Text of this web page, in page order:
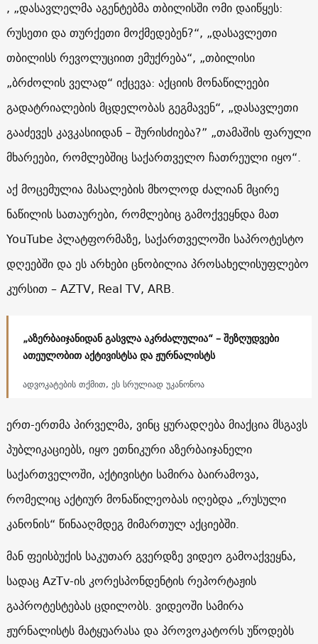
, „დასავლელმა აგენტებმა თბილისში ომი დაიწყეს:
რუსეთი და თურქეთი მოქმედებენ?“, „დასავლეთი
თბილისს რევოლუციით ემუქრება“, „თბილისი
„ბრძოლის ველად“ იქცევა: აქციის მონაწილეები
გადატრიალების მცდელობას გეგმავენ“, „დასავლეთი
გააძევეს კავკასიიდან – შურისძიება?” „თამაშის ფარული
მხარეები, რომლებშიც საქართველო ჩათრეული იყო“.
აქ მოცემულია მასალების მხოლოდ ძალიან მცირე
ნაწილის სათაურები, რომლებიც გამოქვეყნდა მათ
YouTube პლატფორმაზე, საქართველოში საპროტესტო
დღეებში და ეს არხები ცნობილია პროსახელისუფლებო
კურსით – AZTV, Real TV, ARB.
„აზერბაიჯანიდან გასვლა აკრძალულია“ – შეზღუდვები
ათეულობით აქტივისტსა და ჟურნალისტს
ადვოკატების თქმით, ეს სრულიად უკანონოა
ერთ-ერთმა პირველმა, ვინც ყურადღება მიაქცია მსგავს
პუბლიკაციებს, იყო ეთნიკური აზერბაიჯანელი
საქართველოში, აქტივისტი სამირა ბაირამოვა,
რომელიც აქტიურ მონაწილეობას იღებდა „რუსული
კანონის“ წინააღმდეგ მიმართულ აქციებში.
მან ფეისბუქის საკუთარ გვერდზე ვიდეო გამოაქვეყნა,
სადაც AzTv-ის კორესპონდენტის რეპორტაჟის
გაპროტესტებას ცდილობს. ვიდეოში სამირა
ჟურნალისტს მატყუარასა და პროვოკატორს უწოდებს